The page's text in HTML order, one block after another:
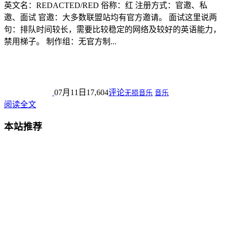
英文名：REDACTED/RED 俗称：红 注册方式：官邀、私
邀、面试 官邀：大多数联盟站均有官方邀请。 面试这里说两
句：排队时间较长，需要比较稳定的网络及较好的英语能力，
禁用梯子。 制作组：无官方制...
07月11日 17,604评论无损音乐 音乐
阅读全文
本站推荐